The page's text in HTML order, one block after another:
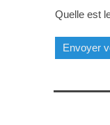
Quelle est